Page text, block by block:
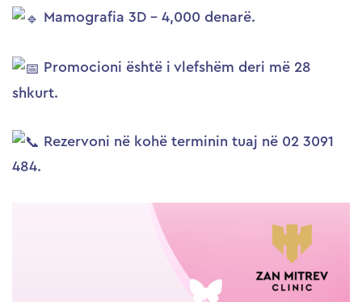
Mamografia 3D – 4,000 denarë.
Promocioni është i vlefshëm deri më 28
shkurt.
Rezervoni në kohë terminin tuaj në 02 3091
484.